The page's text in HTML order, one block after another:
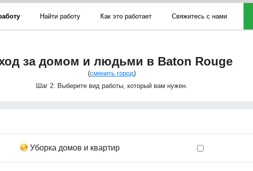
Найти работу Как это работает Свяжитесь с нами
за домом и людьми в Baton Rouge
(сменить город)
Шаг 2: Выберите вид работы, который вам нужен.
Уборка домов и квартир